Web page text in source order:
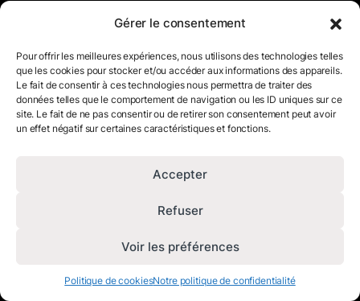
Gérer le consentement
Pour offrir les meilleures expériences, nous utilisons des technologies telles
que les cookies pour stocker et/ou accéder aux informations des appareils.
Le fait de consentir à ces technologies nous permettra de traiter des
données telles que le comportement de navigation ou les ID uniques sur ce
site. Le fait de ne pas consentir ou de retirer son consentement peut avoir
un effet négatif sur certaines caractéristiques et fonctions.
Accepter
Refuser
Voir les préférences
Politique de cookiesNotre politique de confidentialité